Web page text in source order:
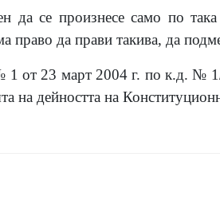
да се произнесе само по
да прави такива, да
от 23 март 2004 г. по к.д. № 1/
на дейността на